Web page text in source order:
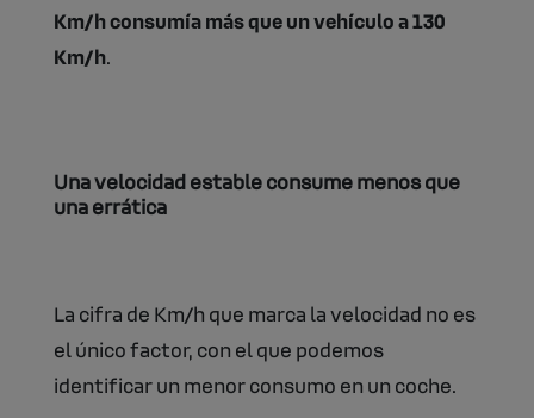
Km/h consumía más que un vehículo a 130
Km/h.
Una velocidad estable consume menos que
una errática
La cifra de Km/h que marca la velocidad no es
el único factor, con el que podemos
identificar un menor consumo en un coche.